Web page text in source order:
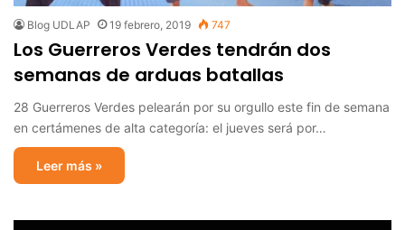
Blog UDLAP 19 febrero, 2019 747
Los Guerreros Verdes tendrán dos
semanas de arduas batallas
28 Guerreros Verdes pelearán por su orgullo este fin de semana
en certámenes de alta categoría: el jueves será por…
Leer más »